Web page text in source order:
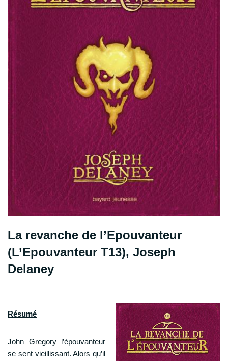
La revanche de l’Epouvanteur
(L’Epouvanteur T13), Joseph
Delaney
Résumé
John Gregory l’épouvanteur
se sent vieillissant. Alors qu’il